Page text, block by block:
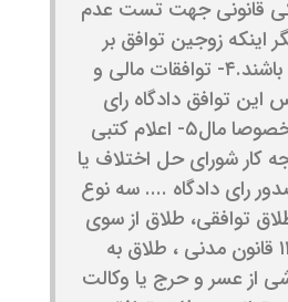
قانونی جهت تست عدم
اینکه زوجین توافق بر
وجود جنین داشته باشند.۴- توافقات مالی و
این توافق دادگاه رای
صادر خواهد نمود خصوصا مال۵- اعلام کتبی
کار شورای حل اختلاف یا
باشد.۶- صدور رای دادگاه .... سه نوع
توافقی، طلاق از سوی
زوج وفق ماده ۱۱۳۳ قانون مدنی ، طلاق به
از عسر و حرج یا وکالت